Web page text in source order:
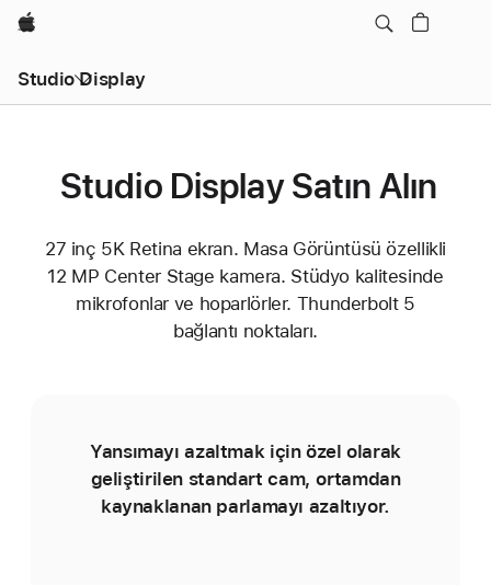
wzlhp
Studio Display
Studio Display Satın Alın
27 inç 5K Retina ekran. Masa Görüntüsü özellikli
12 MP Center Stage kamera. Stüdyo kalitesinde
mikrofonlar ve hoparlörler. Thunderbolt 5
bağlantı noktaları.
Yansımayı azaltmak için özel olarak
geliştirilen standart cam, ortamdan
kaynaklanan parlamayı azaltıyor.